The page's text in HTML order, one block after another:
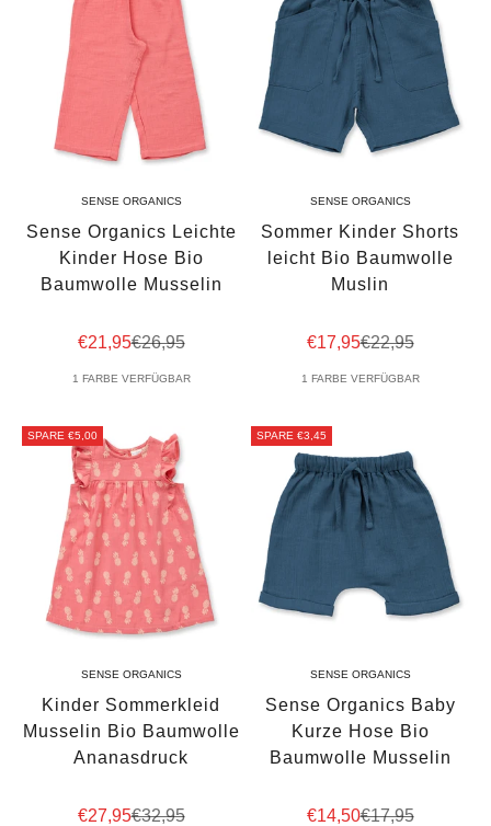
SENSE ORGANICS
Sense Organics Leichte
Kinder Hose Bio
Baumwolle Musselin
Angebot
€21,95Regulärer Preis
€26,95
1 FARBE VERFÜGBAR
SENSE ORGANICS
Sommer Kinder Shorts
leicht Bio Baumwolle
Muslin
Angebot
€17,95Regulärer Preis
€22,95
1 FARBE VERFÜGBAR
SPARE €5,00
SENSE ORGANICS
Kinder Sommerkleid
Musselin Bio Baumwolle
Ananasdruck
Angebot
€27,95Regulärer Preis
€32,95
SPARE €3,45
SENSE ORGANICS
Sense Organics Baby
Kurze Hose Bio
Baumwolle Musselin
Angebot
€14,50Regulärer Preis
€17,95